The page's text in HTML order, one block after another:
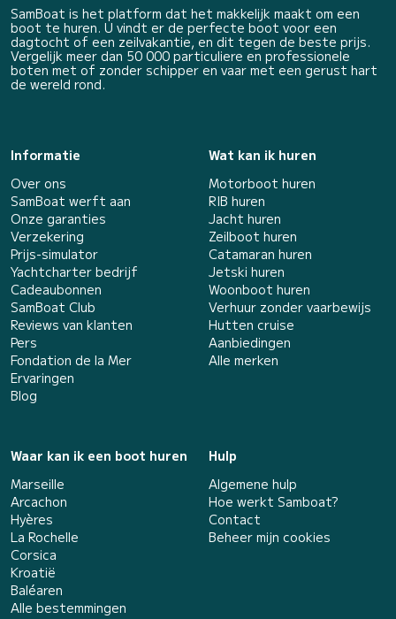
SamBoat is het platform dat het makkelijk maakt om een
boot te huren. U vindt er de perfecte boot voor een
dagtocht of een zeilvakantie, en dit tegen de beste prijs.
Vergelijk meer dan 50 000 particuliere en professionele
boten met of zonder schipper en vaar met een gerust hart
de wereld rond.
Informatie
Over ons
SamBoat werft aan
Onze garanties
Verzekering
Prijs-simulator
Yachtcharter bedrijf
Cadeaubonnen
SamBoat Club
Reviews van klanten
Pers
Fondation de la Mer
Ervaringen
Blog
Wat kan ik huren
Motorboot huren
RIB huren
Jacht huren
Zeilboot huren
Catamaran huren
Jetski huren
Woonboot huren
Verhuur zonder vaarbewijs
Hutten cruise
Aanbiedingen
Alle merken
Waar kan ik een boot huren
Marseille
Arcachon
Hyères
La Rochelle
Corsica
Kroatië
Baléaren
Alle bestemmingen
Hulp
Algemene hulp
Hoe werkt Samboat?
Contact
Beheer mijn cookies